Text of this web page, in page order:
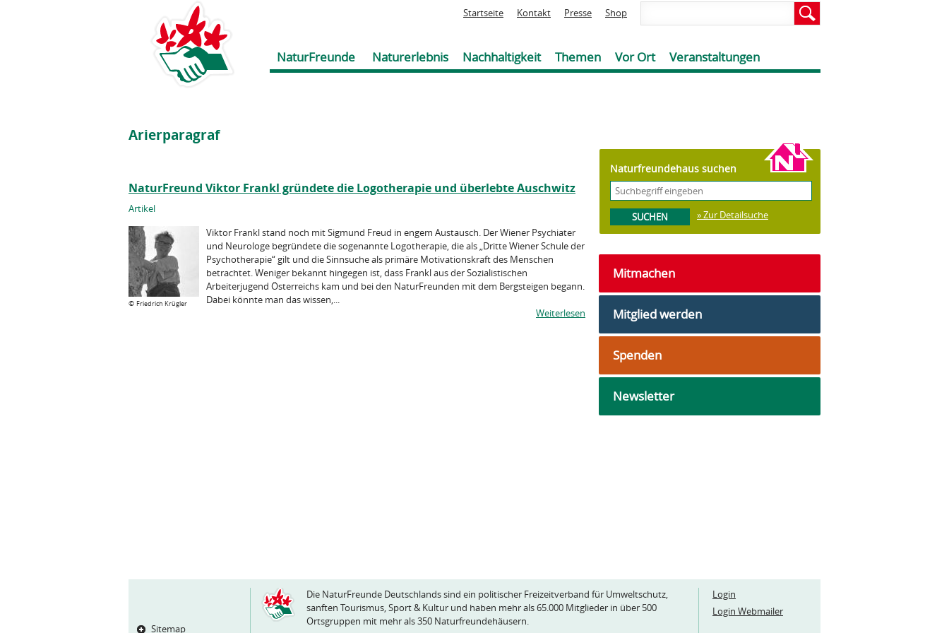
Jump to navigation
Startseite Kontakt Presse Shop
NaturFreunde Naturerlebnis Nachhaltigkeit Themen Vor Ort Veranstaltungen
Arierparagraf
NaturFreund Viktor Frankl gründete die Logotherapie und überlebte Auschwitz
Artikel
© Friedrich Krügler
Viktor Frankl stand noch mit Sigmund Freud in engem Austausch. Der Wiener Psychiater
und Neurologe begründete die sogenannte Logotherapie, die als „Dritte Wiener Schule der
Psychotherapie“ gilt und die Sinnsuche als primäre Motivationskraft des Menschen
betrachtet. Weniger bekannt hingegen ist, dass Frankl aus der Sozialistischen
Arbeiterjugend Österreichs kam und bei den NaturFreunden mit dem Bergsteigen begann.
Dabei könnte man das wissen,...
Weiterlesen
Naturfreundehaus suchen
» Zur Detailsuche
Mitmachen
Mitglied werden
Spenden
Newsletter
Sitemap
Die NaturFreunde Deutschlands sind ein politischer Freizeitverband für Umweltschutz,
sanften Tourismus, Sport & Kultur und haben mehr als 65.000 Mitglieder in über 500
Ortsgruppen mit mehr als 350 Naturfreundehäusern.
Login
Login Webmailer